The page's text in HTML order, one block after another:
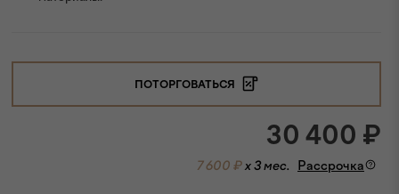
ПОТОРГОВАТЬСЯ
30 400 ₽
7 600 ₽x 3 мес. Рассрочка